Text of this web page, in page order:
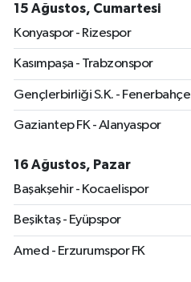
15 Ağustos, Cumartesi
Konyaspor - Rizespor
Kasımpaşa - Trabzonspor
Gençlerbirliği S.K. - Fenerbahçe
Gaziantep FK - Alanyaspor
16 Ağustos, Pazar
Başakşehir - Kocaelispor
Beşiktaş - Eyüpspor
Amed - Erzurumspor FK